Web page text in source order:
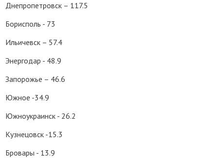
Днепропетровск – 117.5
Борисполь - 73
Ильичевск – 57.4
Энергодар - 48.9
Запорожье – 46.6
Южное -34.9
Южноукраинск - 26.2
Кузнецовск -15.3
Бровары - 13.9